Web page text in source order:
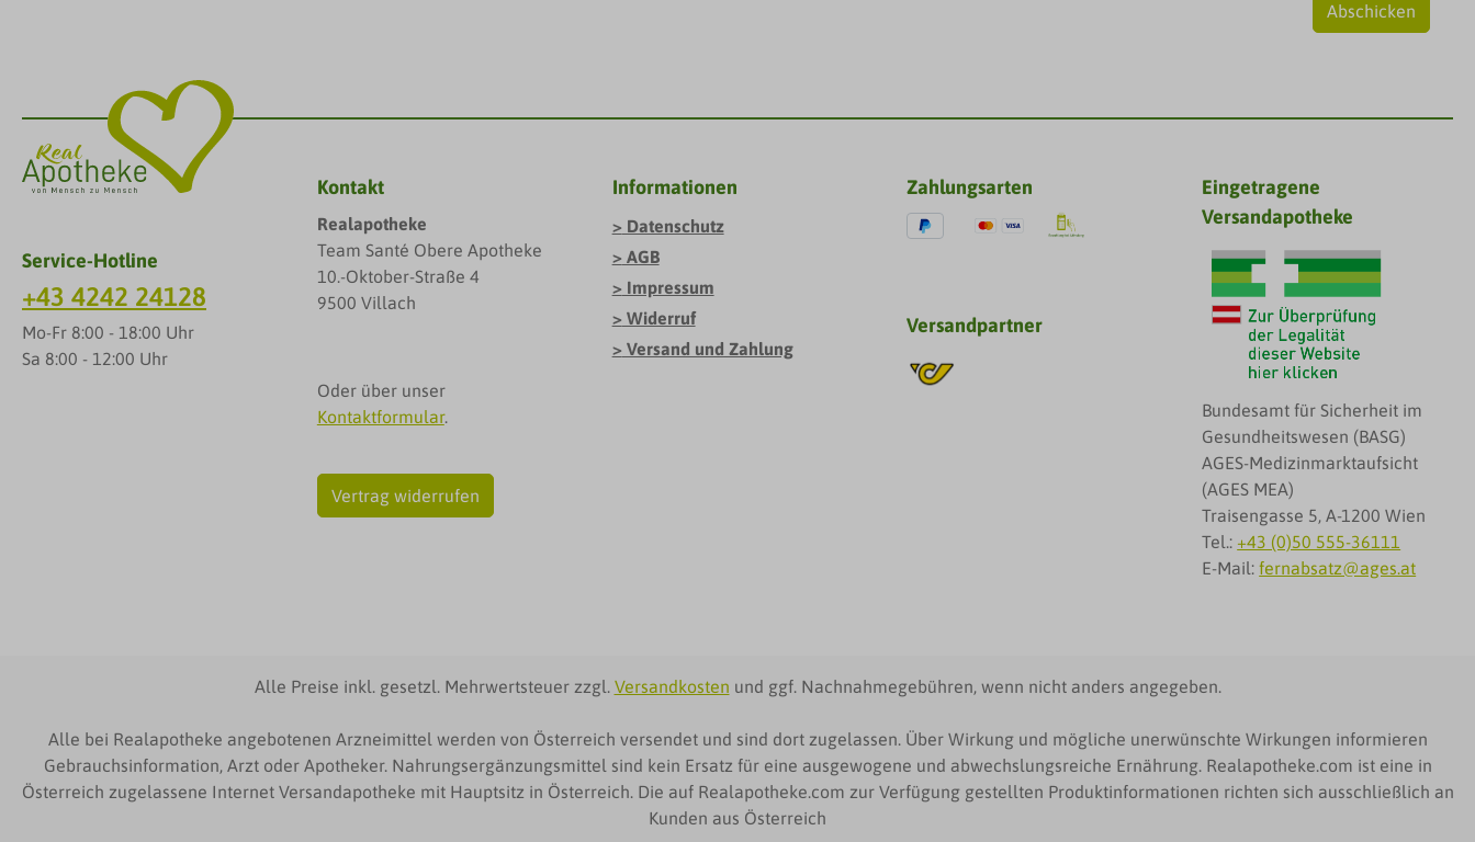
Abschicken
Service-Hotline
+43 4242 24128
Mo-Fr 8:00 - 18:00 Uhr
Sa 8:00 - 12:00 Uhr
Kontakt
Realapotheke
Team Santé Obere Apotheke
10.-Oktober-Straße 4
9500 Villach
Oder über unser
Kontaktformular.
Vertrag widerrufen
Informationen
Datenschutz
AGB
Impressum
Widerruf
Versand und Zahlung
Zahlungsarten
Versandpartner
Eingetragene
Versandapotheke
Bundesamt für Sicherheit im
Gesundheitswesen (BASG)
AGES-Medizinmarktaufsicht
(AGES MEA)
Traisengasse 5, A-1200 Wien
Tel.:+43 (0)50 555-36111
E-Mail:fernabsatz@ages.at
Alle Preise inkl. gesetzl. Mehrwertsteuer zzgl. Versandkosten und ggf. Nachnahmegebühren, wenn nicht anders angegeben.
Alle bei Realapotheke angebotenen Arzneimittel werden von Österreich versendet und sind dort zugelassen. Über Wirkung und mögliche unerwünschte Wirkungen informieren
Gebrauchsinformation, Arzt oder Apotheker. Nahrungsergänzungsmittel sind kein Ersatz für eine ausgewogene und abwechslungsreiche Ernährung. Realapotheke.com ist eine in
Österreich zugelassene Internet Versandapotheke mit Hauptsitz in Österreich. Die auf Realapotheke.com zur Verfügung gestellten Produktinformationen richten sich ausschließlich an
Kunden aus Österreich